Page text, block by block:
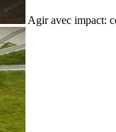
Agir avec impact: